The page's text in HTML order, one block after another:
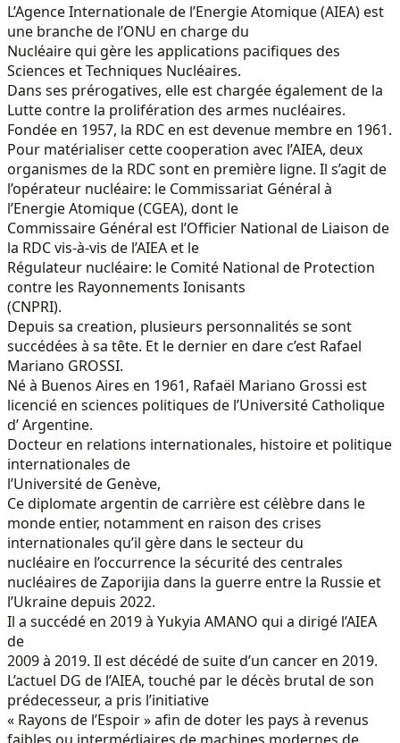
L’Agence Internationale de l’Energie Atomique (AIEA) est
une branche de l’ONU en charge du
Nucléaire qui gère les applications pacifiques des
Sciences et Techniques Nucléaires.
Dans ses prérogatives, elle est chargée également de la
Lutte contre la prolifération des armes nucléaires.
Fondée en 1957, la RDC en est devenue membre en 1961.
Pour matérialiser cette cooperation avec l’AIEA, deux
organismes de la RDC sont en première ligne. Il s’agit de
l’opérateur nucléaire: le Commissariat Général à
l’Energie Atomique (CGEA), dont le
Commissaire Général est l’Officier National de Liaison de
la RDC vis-à-vis de l’AIEA et le
Régulateur nucléaire: le Comité National de Protection
contre les Rayonnements Ionisants
(CNPRI).
Depuis sa creation, plusieurs personnalités se sont
succédées à sa tête. Et le dernier en dare c’est Rafael
Mariano GROSSI.
Né à Buenos Aires en 1961, Rafaël Mariano Grossi est
licencié en sciences politiques de l’Université Catholique
d’ Argentine.
Docteur en relations internationales, histoire et politique
internationales de
l’Université de Genève,
Ce diplomate argentin de carrière est célèbre dans le
monde entier, notamment en raison des crises
internationales qu’il gère dans le secteur du
nucléaire en l’occurrence la sécurité des centrales
nucléaires de Zaporijia dans la guerre entre la Russie et
l’Ukraine depuis 2022.
Il a succédé en 2019 à Yukyia AMANO qui a dirigé l’AIEA
de
2009 à 2019. Il est décédé de suite d’un cancer en 2019.
L’actuel DG de l’AIEA, touché par le décès brutal de son
prédecesseur, a pris l’initiative
« Rayons de l’Espoir » afin de doter les pays à revenus